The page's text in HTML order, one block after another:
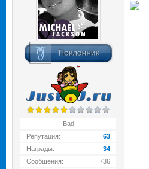
Bad
Репутация:
63
Награды:
34
Сообщения:
736